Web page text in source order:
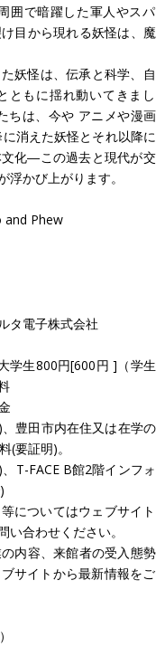
囲で暗躍した軍人やスパ
目から現れる妖怪は、魔
妖怪は、伝承と科学、自
ともに揺れ動いてきまし
ちは、今や アニメや漫画
消えた妖怪とそれ以降に
化―この過去と現代が交
かび上がります。
and Phew
タ電子株式会社
学生800円[600円 ]（学生
豊田市内在住又は在学の
(要証明)。
T-FACE B館2階インフォ
についてはウェブサイト
合わせください。
内容、来館者の受入態勢
サイトから最新情報をご